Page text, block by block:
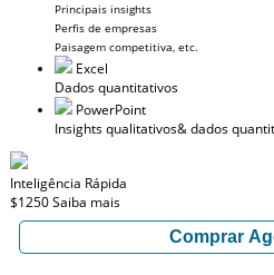
Principais insights
Perfis de empresas
Paisagem competitiva, etc.
Excel
Dados quantitativos
PowerPoint
Insights qualitativos& dados
Inteligência Rápida
$1250Saiba mais
Comprar